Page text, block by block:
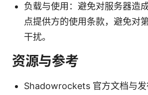
负载与使用：避免对服务器造
点提供方的使用条款，避免对
干扰。
资源与参考
Shadowrockets 官方文档与发